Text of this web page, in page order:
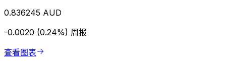
0.836245 AUD
-0.0020 (0.24%) 周报
查看图表